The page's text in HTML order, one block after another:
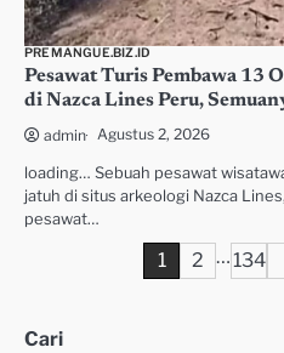
PREMANGUE.BIZ.ID
Pesawat Turis Pembawa 13
di Nazca Lines Peru,
admin Agustus 2, 2026
loading… Sebuah pesawat
jatuh di situs arkeologi Nazca
pesawat…
1 2 …134
Cari